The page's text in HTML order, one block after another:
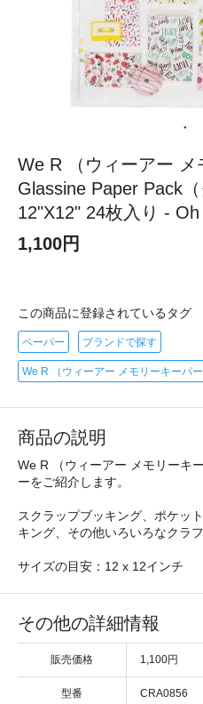
We R （ウィーアー
Glassine Paper Pack（
12"X12" 24枚入り -
1,100円
この商品に登録されているタグ
ペーパー ブランドで探す
We R （ウィーアー メモリーキーパー
商品の説明
We R （ウィーアー メモリーキ
ーをご紹介します。
スクラップブッキング、ポケッ
キング、その他いろいろなクラ
サイズの目安：12 x 12インチ
その他の詳細情報
販売価格 1,100円
型番 CRA0856